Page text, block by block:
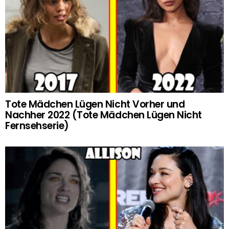
Tote Mädchen Lügen Nicht Vorher und
Nachher 2022 (Tote Mädchen Lügen Nicht
Fernsehserie)